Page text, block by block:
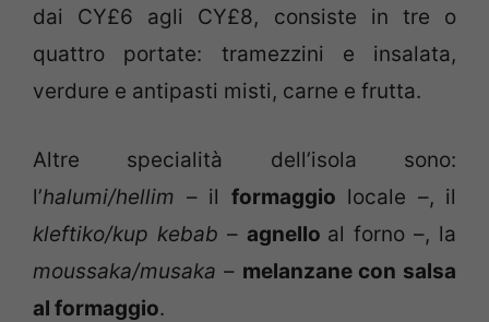
dai CY£6 agli CY£8, consiste in tre o
quattro portate: tramezzini e insalata,
verdure e antipasti misti, carne e frutta.
Altre specialità dell’isola sono:
l’halumi/hellim – il formaggio locale –, il
kleftiko/kup kebab – agnello al forno –, la
moussaka/musaka – melanzane con salsa
al formaggio.